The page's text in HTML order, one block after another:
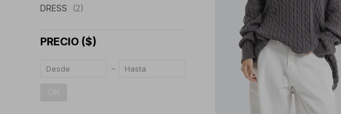
DRESS (2)
PRECIO ($)